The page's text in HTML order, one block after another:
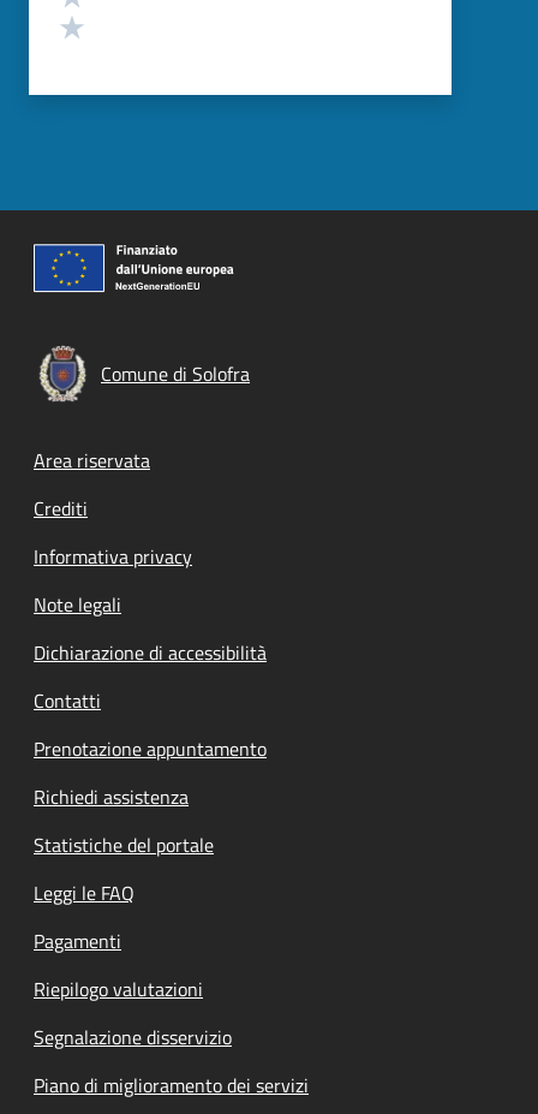
Comune di Solofra
Footer menu
Area riservata
Crediti
Informativa privacy
Note legali
Dichiarazione di accessibilità
Contatti
Prenotazione appuntamento
Richiedi assistenza
Statistiche del portale
Leggi le FAQ
Pagamenti
Riepilogo valutazioni
Segnalazione disservizio
Piano di miglioramento dei servizi